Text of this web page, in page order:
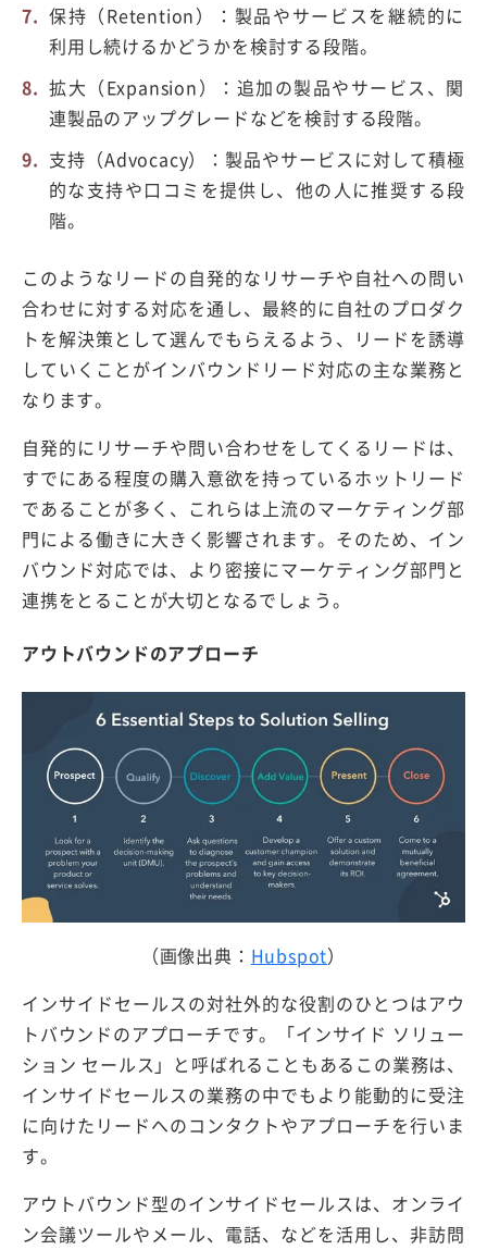
保持（Retention）：製品やサービスを継続的に
利用し続けるかどうかを検討する段階。
拡大（Expansion）：追加の製品やサービス、関
連製品のアップグレードなどを検討する段階。
支持（Advocacy）：製品やサービスに対して積極
的な支持や口コミを提供し、他の人に推奨する段
階。
このようなリードの自発的なリサーチや自社への問い
合わせに対する対応を通し、最終的に自社のプロダク
トを解決策として選んでもらえるよう、リードを誘導
していくことがインバウンドリード対応の主な業務と
なります。
自発的にリサーチや問い合わせをしてくるリードは、
すでにある程度の購入意欲を持っているホットリード
であることが多く、これらは上流のマーケティング部
門による働きに大きく影響されます。そのため、イン
バウンド対応では、より密接にマーケティング部門と
連携をとることが大切となるでしょう。
アウトバウンドのアプローチ
（画像出典： Hubspot）
インサイドセールスの対社外的な役割のひとつはアウ
トバウンドのアプローチです。「インサイド ソリュー
ション セールス」と呼ばれることもあるこの業務は、
インサイドセールスの業務の中でもより能動的に受注
に向けたリードへのコンタクトやアプローチを行いま
す。
アウトバウンド型のインサイドセールスは、オンライ
ン会議ツールやメール、電話、などを活用し、非訪問